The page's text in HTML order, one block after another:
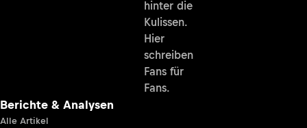
hinter die
Kulissen.
Hier
schreiben
Fans für
Fans.
Berichte & Analysen
Alle Artikel